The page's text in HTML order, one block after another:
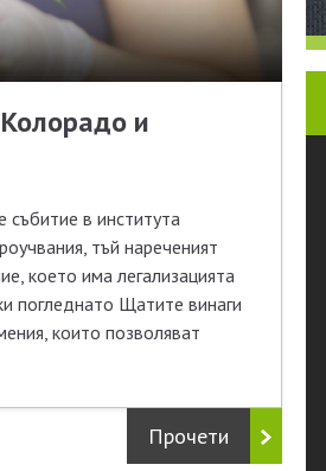
и
в института
тъй нареченият
което има легализацията
погледнато Щатите винаги
които позволяват
Прочети